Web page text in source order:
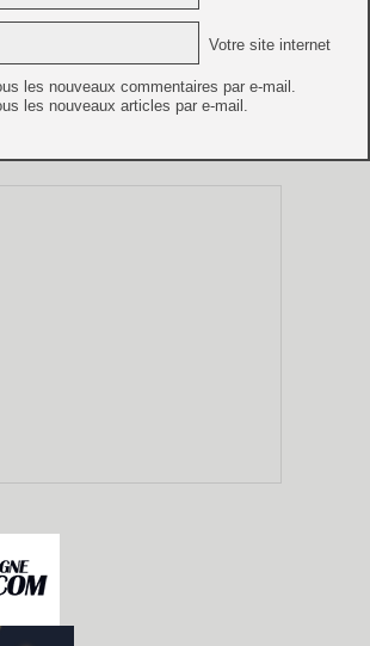
Votre site internet
les nouveaux commentaires par e-mail.
les nouveaux articles par e-mail.